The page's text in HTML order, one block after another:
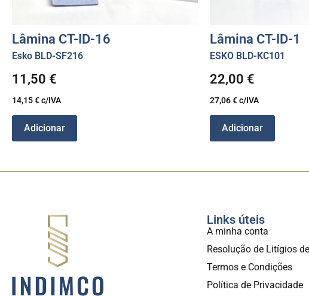
Lâmina CT-ID-16
Esko BLD-SF216
11,50 €
14,15€c/IVA
Adicionar
Lâmina CT-ID-1
ESKO BLD-KC101
22,00 €
27,06€c/IVA
Adicionar
Links úteis
A minha conta
Resolução de Litígios
Termos e Condições
Política de Privacidade